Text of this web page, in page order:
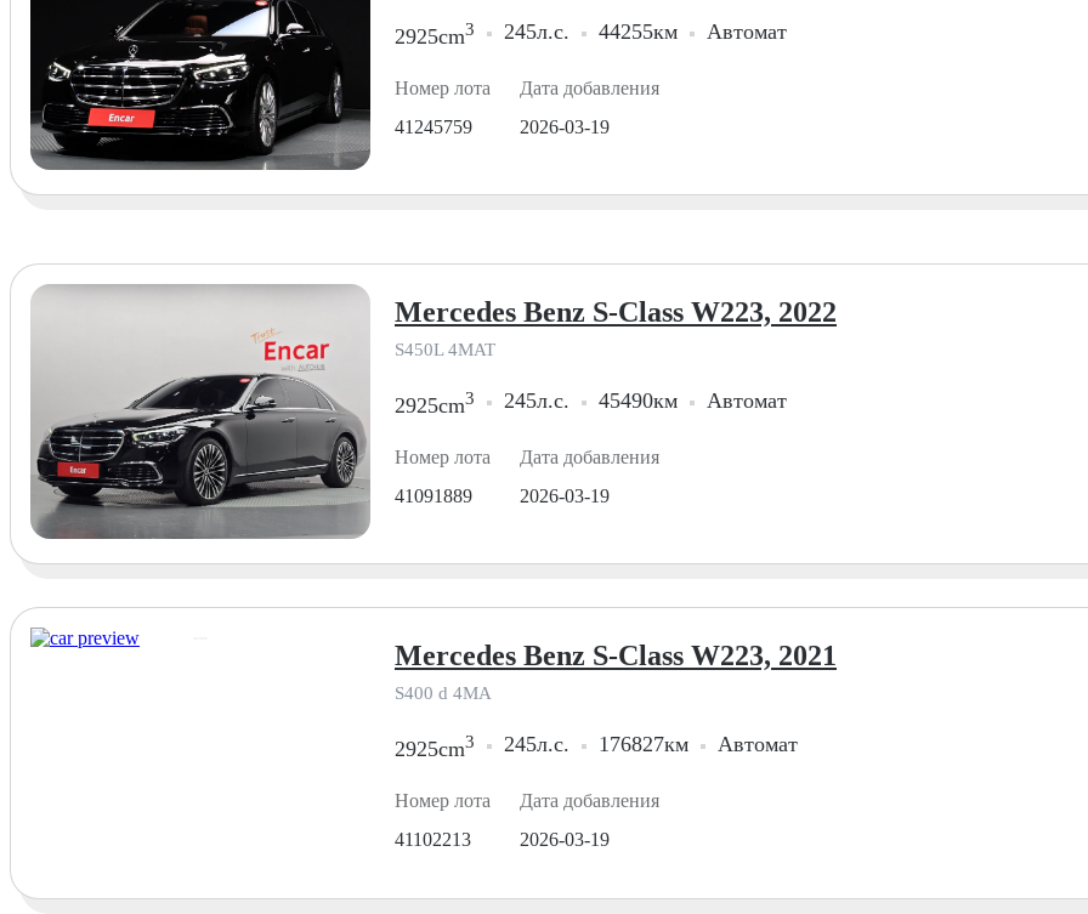
2925cm3 245л.с. 44255км Автомат
Номер лота
41245759
Дата добавления
2026-03-19
Mercedes Benz S-Class W223, 2022
S450L 4MAT
2925cm3 245л.с. 45490км Автомат
Номер лота
41091889
Дата добавления
2026-03-19
Mercedes Benz S-Class W223, 2021
S400 d 4MA
2925cm3 245л.с. 176827км Автомат
Номер лота
41102213
Дата добавления
2026-03-19